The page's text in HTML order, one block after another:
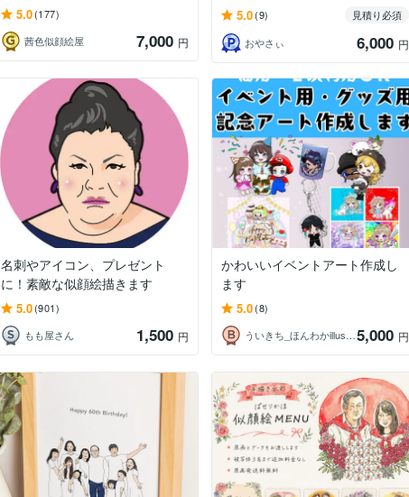
5.0(177)
茜色似顔絵屋
7,000 円
5.0(9)
見積り必須
おやさぃ
6,000 円
名刺やアイコン、プレゼント
に！素敵な似顔絵描きます
5.0(901)
もも屋さん
1,500 円
かわいいイベントアート作成し
ます
5.0(8)
ういきち_ほんわかillustrator 5,000 円